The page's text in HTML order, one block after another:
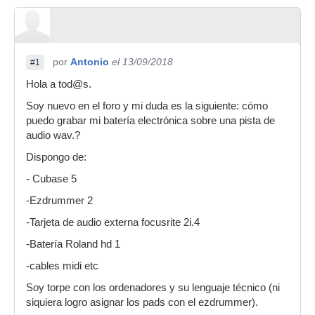
#1 por Antonio el 13/09/2018
Hola a tod@s.
Soy nuevo en el foro y mi duda es la siguiente: cómo
puedo grabar mi batería electrónica sobre una pista de
audio wav.?
Dispongo de:
- Cubase 5
-Ezdrummer 2
-Tarjeta de audio externa focusrite 2i.4
-Batería Roland hd 1
-cables midi etc
Soy torpe con los ordenadores y su lenguaje técnico (ni
siquiera logro asignar los pads con el ezdrummer).